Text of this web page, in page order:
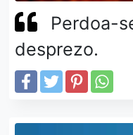
Perdoa-
desprezo.